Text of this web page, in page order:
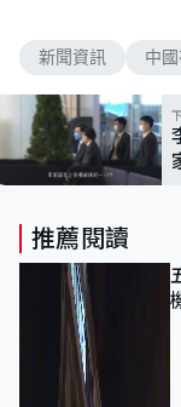
新聞資訊 中
推薦閱讀